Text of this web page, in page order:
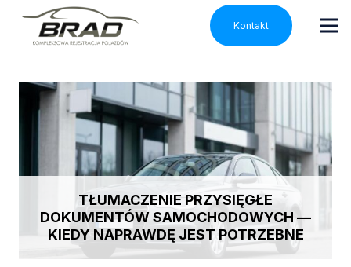
Kontakt
TŁUMACZENIE PRZYSIĘGŁE
DOKUMENTÓW SAMOCHODOWYCH —
KIEDY NAPRAWDĘ JEST POTRZEBNE